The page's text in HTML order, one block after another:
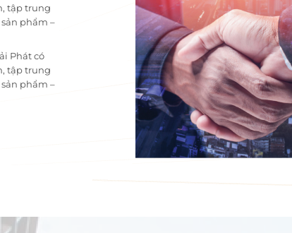
tập trung
phẩm –
Phát có
tập trung
phẩm –